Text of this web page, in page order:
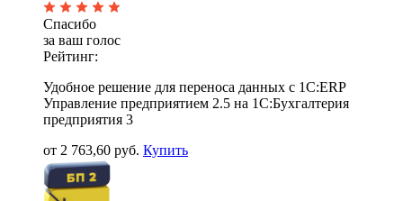
Спасибо
за ваш голос
Рейтинг:
Удобное решение для переноса данных с 1С:ERP
Управление предприятием 2.5 на 1С:Бухгалтерия
предприятия 3
от 2 763,60 руб. Купить